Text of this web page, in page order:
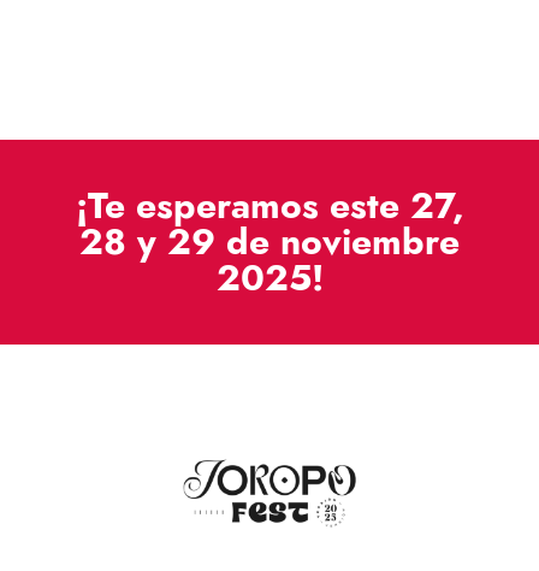
¡Te esperamos este 27,
28 y 29 de noviembre
2025!